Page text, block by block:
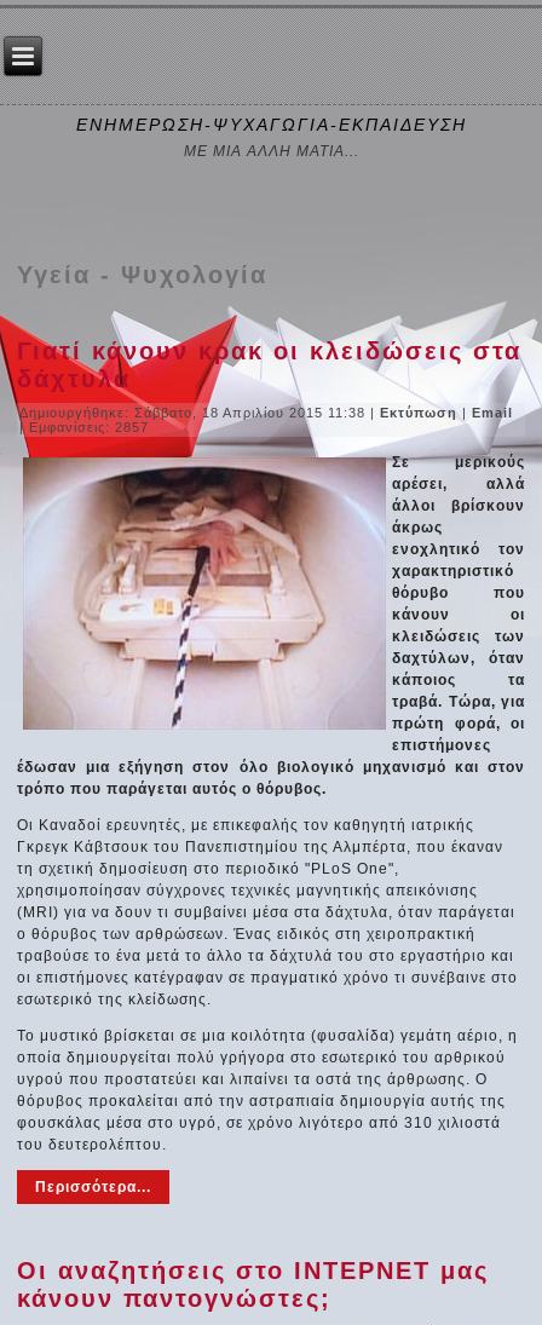
ΕΝΗΜΕΡΩΣΗ-ΨΥΧΑΓΩΓΙΑ-ΕΚΠΑΙΔΕΥΣΗ
ΜΕ ΜΙΑ ΑΛΛΗ ΜΑΤΙΑ...
Υγεία - Ψυχολογία
Γιατί κάνουν κρακ οι κλειδώσεις στα
δάχτυλα
Δημιουργήθηκε: Σάββατο, 18 Απριλίου 2015 11:38 |Εκτύπωση |Email
| Εμφανίσεις: 2857
Σε μερικούς
αρέσει, αλλά
άλλοι βρίσκουν
άκρως
ενοχλητικό τον
χαρακτηριστικό
θόρυβο που
κάνουν οι
κλειδώσεις των
δαχτύλων, όταν
κάποιος τα
τραβά. Τώρα, για
πρώτη φορά, οι
επιστήμονες
έδωσαν μια εξήγηση στον όλο βιολογικό μηχανισμό και στον
τρόπο που παράγεται αυτός ο θόρυβος.
Οι Καναδοί ερευνητές, με επικεφαλής τον καθηγητή ιατρικής
Γκρεγκ Κάβτσουκ του Πανεπιστημίου της Αλμπέρτα, που έκαναν
τη σχετική δημοσίευση στο περιοδικό "PLoS One",
χρησιμοποίησαν σύγχρονες τεχνικές μαγνητικής απεικόνισης
(MRΙ) για να δουν τι συμβαίνει μέσα στα δάχτυλα, όταν παράγεται
ο θόρυβος των αρθρώσεων. Ένας ειδικός στη χειροπρακτική
τραβούσε το ένα μετά το άλλο τα δάχτυλά του στο εργαστήριο και
οι επιστήμονες κατέγραφαν σε πραγματικό χρόνο τι συνέβαινε στο
εσωτερικό της κλείδωσης.
Το μυστικό βρίσκεται σε μια κοιλότητα (φυσαλίδα) γεμάτη αέριο, η
οποία δημιουργείται πολύ γρήγορα στο εσωτερικό του αρθρικού
υγρού που προστατεύει και λιπαίνει τα οστά της άρθρωσης. Ο
θόρυβος προκαλείται από την αστραπιαία δημιουργία αυτής της
φουσκάλας μέσα στο υγρό, σε χρόνο λιγότερο από 310 χιλιοστά
του δευτερολέπτου.
Περισσότερα...
Οι αναζητήσεις στο ΙΝΤΕΡΝΕΤ μας
κάνουν παντογνώστες;